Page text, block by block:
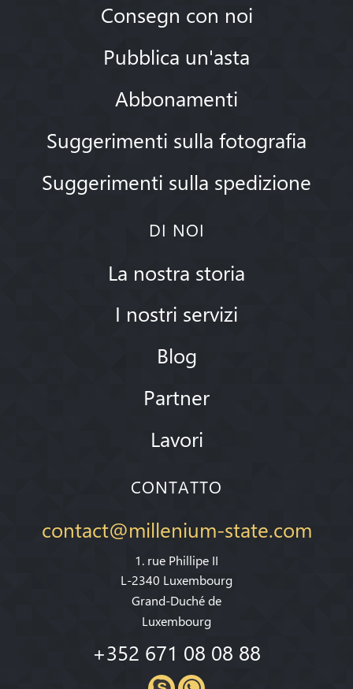
Consegn con noi
Pubblica un'asta
Abbonamenti
Suggerimenti sulla fotografia
Suggerimenti sulla spedizione
DI NOI
La nostra storia
I nostri servizi
Blog
Partner
Lavori
CONTATTO
contact@millenium-state.com
1. rue Phillipe II
L-2340 Luxembourg
Grand-Duché de
Luxembourg
+352 671 08 08 88